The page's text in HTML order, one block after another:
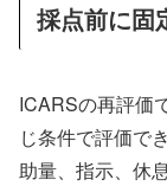
採点前に固
ICARSの再評価
じ条件で評価で
助量、指示、休